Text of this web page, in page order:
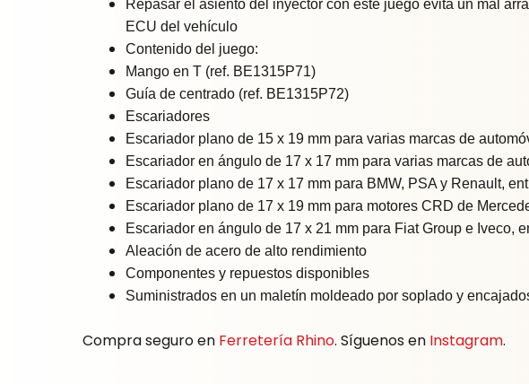
Repasar el asiento del inyector con este juego evita un mal
ECU del vehículo
Contenido del juego:
Mango en T (ref. BE1315P71)
Guía de centrado (ref. BE1315P72)
Escariadores
Escariador plano de 15 x 19 mm para varias marcas de
Escariador en ángulo de 17 x 17 mm para varias marcas de
Escariador plano de 17 x 17 mm para BMW, PSA y Renault,
Escariador plano de 17 x 19 mm para motores CRD de
Escariador en ángulo de 17 x 21 mm para Fiat Group e Iveco,
Aleación de acero de alto rendimiento
Componentes y repuestos disponibles
Suministrados en un maletín moldeado por soplado y
Compra seguro en Ferretería Rhino. Síguenos en Instagram.